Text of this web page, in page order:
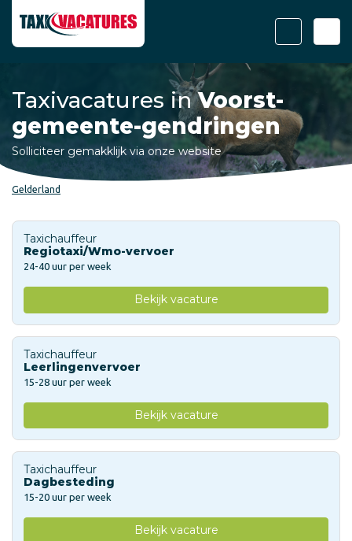
Taxivacatures inVoorst-
gemeente-gendringen
Solliciteer gemakklijk via onze website
Gelderland
Taxichauffeur
Regiotaxi/Wmo-vervoer
24-40 uur per week
Bekijk vacature
Taxichauffeur
Leerlingenvervoer
15-28 uur per week
Bekijk vacature
Taxichauffeur
Dagbesteding
15-20 uur per week
Bekijk vacature